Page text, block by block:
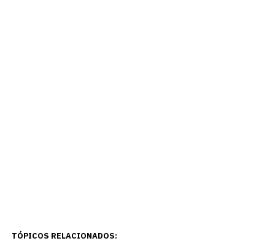
TÓPICOS RELACIONADOS: